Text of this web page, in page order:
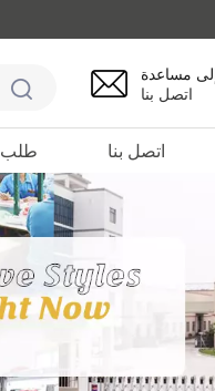
اتصل بنا
طلب اتصل بنا